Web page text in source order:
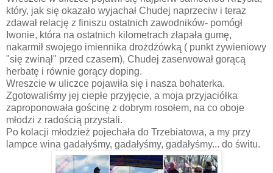
który, jak się okazało wyjachał Chudej naprzeciw i teraz
zdawał relację z finiszu ostatnich zawodników- pomógł
Iwonie, która na ostatnich kilometrach złapała gumę,
nakarmił swojego imiennika drożdżówką ( punkt żywieniowy
"się zwinął" przed czasem), Chudej zaserwował gorącą
herbatę i równie gorący doping.
Wreszcie w uliczce pojawiła się i nasza bohaterka.
Zgotowaliśmy jej ciepłe przyjęcie, a moja przyjaciółka
zaproponowała gościnę z dobrym rosołem, na co oboje
młodzi z radością przystali.
Po kolacji młodzież pojechała do Trzebiatowa, a my przy
lampce wina gadałyśmy, gadałyśmy, gadałyśmy... do świtu.